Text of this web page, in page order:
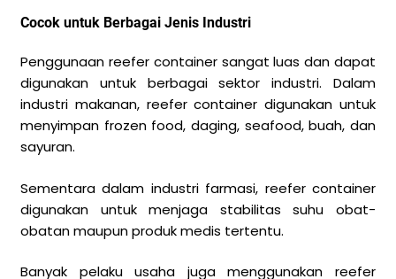
Cocok untuk Berbagai Jenis Industri
Penggunaan reefer container sangat luas dan dapat
digunakan untuk berbagai sektor industri. Dalam
industri makanan, reefer container digunakan untuk
menyimpan frozen food, daging, seafood, buah, dan
sayuran.
Sementara dalam industri farmasi, reefer container
digunakan untuk menjaga stabilitas suhu obat-
obatan maupun produk medis tertentu.
Banyak pelaku usaha juga menggunakan reefer